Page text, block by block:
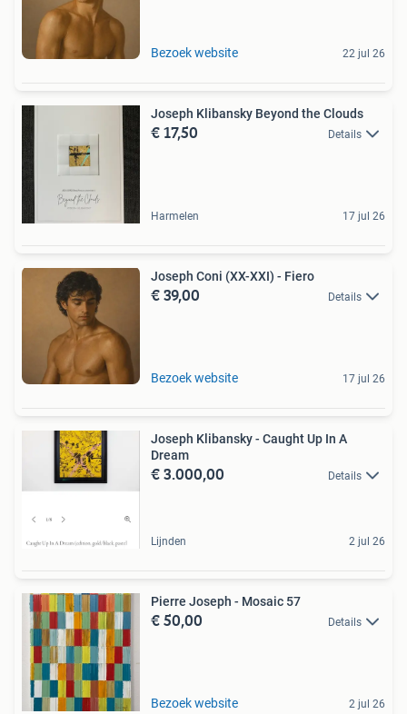
Bezoek website 22 jul 26
Joseph Klibansky Beyond the Clouds
€ 17,50 Details
Harmelen 17 jul 26
Joseph Coni (XX-XXI) - Fiero
€ 39,00 Details
Bezoek website 17 jul 26
Joseph Klibansky - Caught Up In A
Dream
€ 3.000,00 Details
Lijnden 2 jul 26
Pierre Joseph - Mosaic 57
€ 50,00 Details
Bezoek website 2 jul 26